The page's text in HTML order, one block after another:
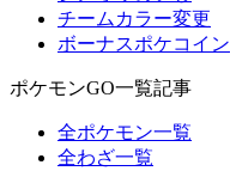
チームカラー変更
ボーナスポケコイン
ポケモンGO一覧記事
全ポケモン一覧
全わざ一覧